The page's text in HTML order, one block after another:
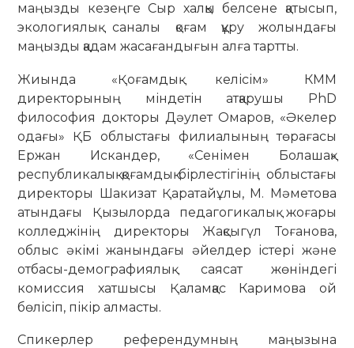
маңызды кезеңге Сыр халқы белсене қатысып,
экологиялық саналы қоғам құру жолындағы
маңызды қадам жасағандығын алға тартты.
Жиында «Қоғамдық келісім» КММ
директорының міндетін атқарушы PhD
философия докторы Дәулет Омаров, «Әкелер
одағы» ҚБ облыстағы филиалының төрағасы
Ержан Искандер, «Сенімен Болашақ»
республикалық қоғамдық бірлестігінің облыстағы
директоры Шакизат Қаратайұлы, М. Мәметова
атындағы Қызылорда педагогикалық жоғары
колледжінің директоры Жақсыгүл Тоғанова,
облыс әкімі жанындағы әйелдер істері және
отбасы-демографиялық саясат жөніндегі
комиссия хатшысы Қаламқас Каримова ой
бөлісіп, пікір алмасты.
Спикерлер референдумның маңызына